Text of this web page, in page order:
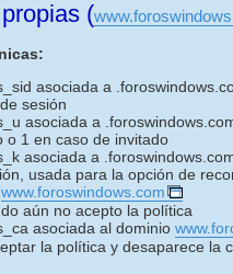
(
asociada a
sesión
asociada a
o 1 en caso de invitado
asociada a
usada para la opción de
www.foroswindows.com
aún no acepto la política
asociada al dominio
la política y desaparece la